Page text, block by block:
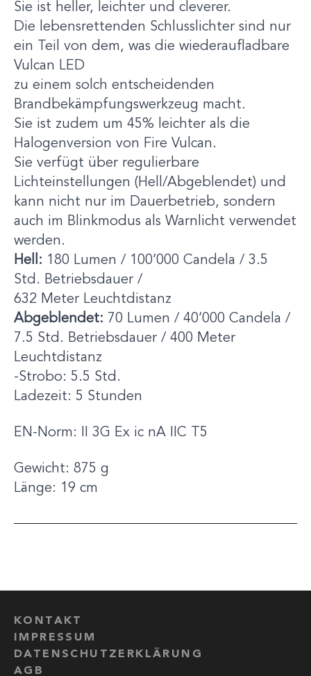
Sie ist heller, leichter und cleverer.
Die lebensrettenden Schlusslichter sind nur
ein Teil von dem, was die wiederaufladbare
Vulcan LED
zu einem solch entscheidenden
Brandbekämpfungswerkzeug macht.
Sie ist zudem um 45% leichter als die
Halogenversion von Fire Vulcan.
Sie verfügt über regulierbare
Lichteinstellungen (Hell/Abgeblendet) und
kann nicht nur im Dauerbetrieb, sondern
auch im Blinkmodus als Warnlicht verwendet
werden.
Hell: 180 Lumen / 100‘000 Candela / 3.5
Std. Betriebsdauer /
632 Meter Leuchtdistanz
Abgeblendet: 70 Lumen / 40‘000 Candela /
7.5 Std. Betriebsdauer / 400 Meter
Leuchtdistanz
-Strobo: 5.5 Std.
Ladezeit: 5 Stunden
EN-Norm: II 3G Ex ic nA IIC T5
Gewicht: 875 g
Länge: 19 cm
KONTAKT
IMPRESSUM
DATENSCHUTZERKLÄRUNG
AGB